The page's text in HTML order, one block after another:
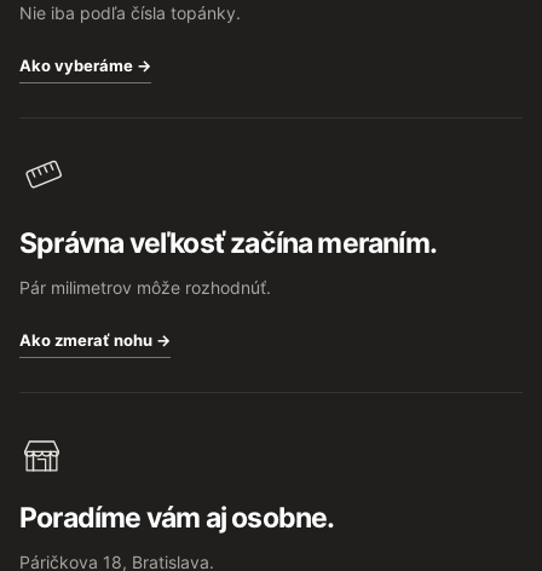
Nie iba podľa čísla topánky.
Ako vyberáme →
Správna veľkosť začína meraním.
Pár milimetrov môže rozhodnúť.
Ako zmerať nohu →
Poradíme vám aj osobne.
Páričkova 18, Bratislava.